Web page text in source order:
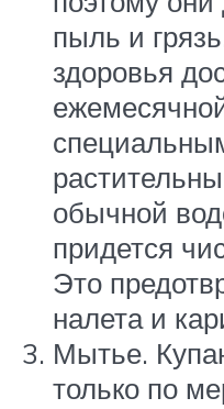
пыль и
здоровья
обычной
придется
Это
налета и
Мытье.
только по